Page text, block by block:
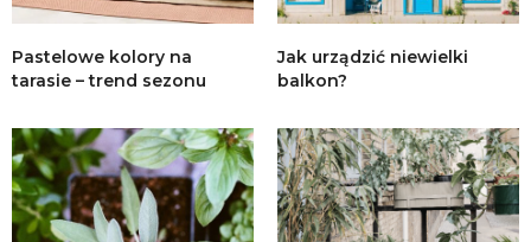
Pastelowe kolory na
tarasie – trend sezonu
Jak urządzić niewielki
balkon?